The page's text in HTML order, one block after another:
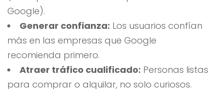
Google).
Generar confianza: Los usuarios confían
más en las empresas que Google
recomienda primero.
Atraer tráfico cualificado: Personas listas
para comprar o alquilar, no solo curiosos.